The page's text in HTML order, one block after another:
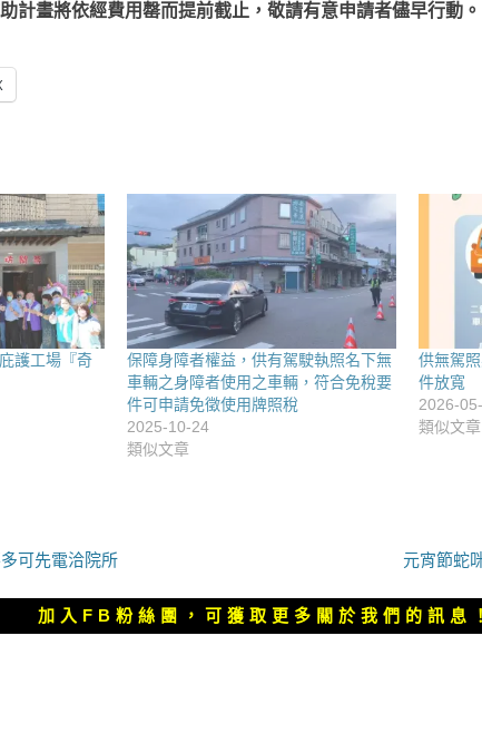
計畫將依經費用罄而提前截止，敬請有意申請者儘早行動。
護工場『奇
保障身障者權益，供有駕駛執照名下無
車輛之身障者使用之車輛，符合免稅要
件可申請免徵使用牌照稅
2025-10-24
類似文章
供無駕
件放寬
2026-
類似文章
可先電洽院所
篇
文
元宵節蛇
加入FB粉絲團，可獲取更多關於我們的訊息